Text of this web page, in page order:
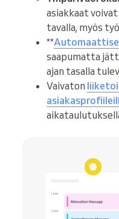
asiakkaat voivat
tavalla, myös
**
saapumatta
ajan tasalla
Vaivaton